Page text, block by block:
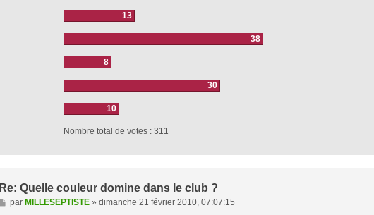
13
38
8
30
10
Nombre total de votes : 311
Re: Quelle couleur domine dans le club ?
M
par MILLESEPTISTE» dimanche 21 février 2010, 07:07:15